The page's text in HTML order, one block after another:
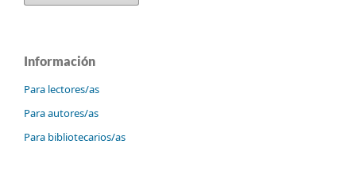
Información
Para lectores/as
Para autores/as
Para bibliotecarios/as